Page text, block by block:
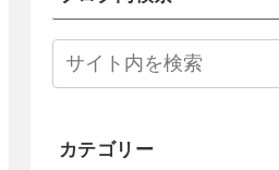
カテゴリー